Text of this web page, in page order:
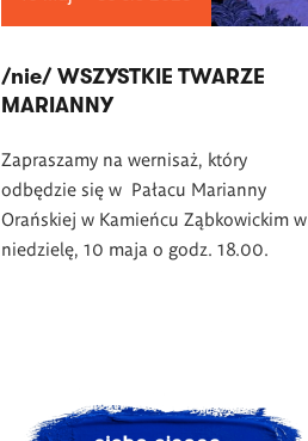
/nie/ WSZYSTKIE TWARZE
MARIANNY
Zapraszamy na wernisaż, który
odbędzie się w Pałacu Marianny
Orańskiej w Kamieńcu Ząbkowickim w
niedzielę, 10 maja o godz. 18.00.